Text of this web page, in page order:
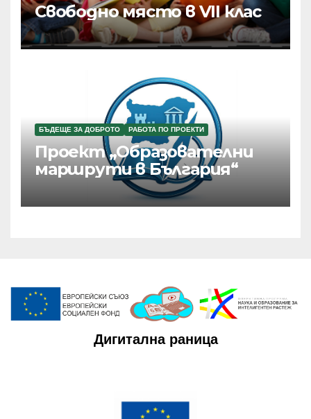
Свободно място в VII клас
БЪДЕЩЕ ЗА ДОБРОТО РАБОТА ПО ПРОЕКТИ
Проект „Образователни
маршрути в България“
Дигитална раница